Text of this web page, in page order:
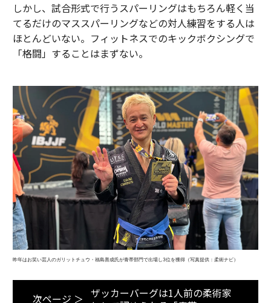
しかし、試合形式で行うスパーリングはもちろん軽く当
てるだけのマススパーリングなどの対人練習をする人は
ほとんどいない。フィットネスでのキックボクシングで
「格闘」することはまずない。
昨年はお笑い芸人のガリットチュウ・福島善成氏が青帯部門で出場し3位を獲得（写真提供：柔術ナビ）
次ページ ＞ ザッカーバーグは1人前の柔術家